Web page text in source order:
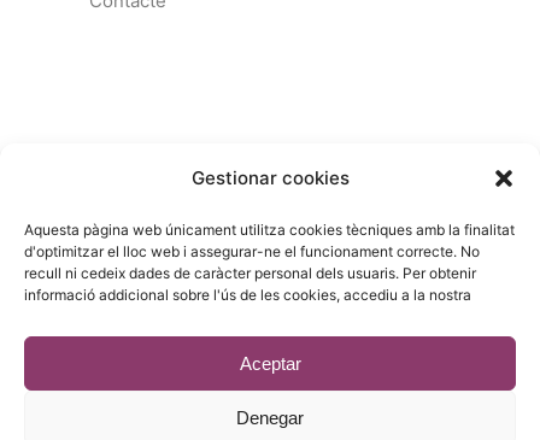
Gestionar cookies
Aquesta pàgina web únicament utilitza cookies tècniques amb la finalitat
d'optimitzar el lloc web i assegurar-ne el funcionament correcte. No
recull ni cedeix dades de caràcter personal dels usuaris. Per obtenir
informació addicional sobre l'ús de les cookies, accediu a la nostra
Aceptar
Denegar
08028 Barcelona
93 215 14 13
riera1(@)rieragroup.com
© 2023 - Desenvolupament